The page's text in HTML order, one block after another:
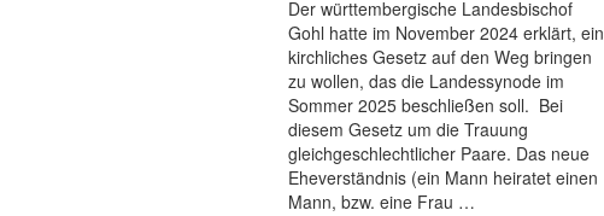
Der württembergische Landesbischof
Gohl hatte im November 2024 erklärt, ein
kirchliches Gesetz auf den Weg bringen
zu wollen, das die Landessynode im
Sommer 2025 beschließen soll. Bei
diesem Gesetz um die Trauung
gleichgeschlechtlicher Paare. Das neue
Eheverständnis (ein Mann heiratet einen
Mann, bzw. eine Frau …